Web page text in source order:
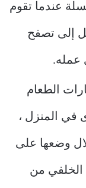
عندما تقوم
إلى تصفح
عمله.
الطعام
في المنزل ،
وضعها على
الخلفي من